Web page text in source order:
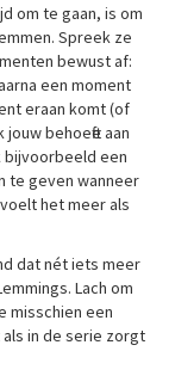
om te gaan, is om
Spreek ze
bewust af:
een moment
eraan komt (of
behoefte aan
bijvoorbeeld een
te geven wanneer
het meer als
dat nét iets meer
Lach om
misschien een
in de serie zorgt